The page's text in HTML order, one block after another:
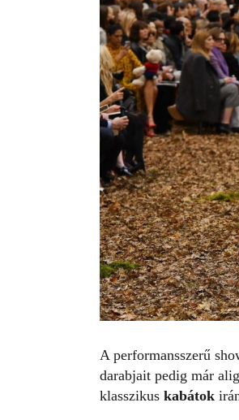
A performansszerű
darabjait pedig már
klasszikus kabátok